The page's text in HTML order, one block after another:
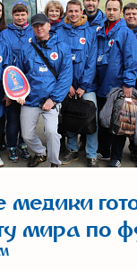
мира по